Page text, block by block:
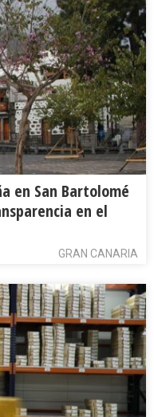
en San Bartolomé
en el
GRAN CANARIA